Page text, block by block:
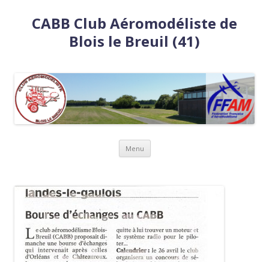
CABB Club Aéromodéliste de
Blois le Breuil (41)
Menu Aller